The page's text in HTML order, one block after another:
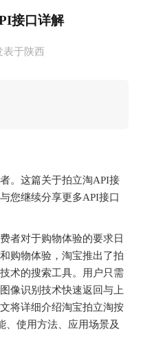
接口详解
表于陕西
。这篇关于拍立淘API接
您继续分享更多API接口
者对于购物体验的要求日
购物体验，淘宝推出了拍
术的搜索工具。用户只需
像识别技术快速返回与上
将详细介绍淘宝拍立淘按
、使用方法、应用场景及